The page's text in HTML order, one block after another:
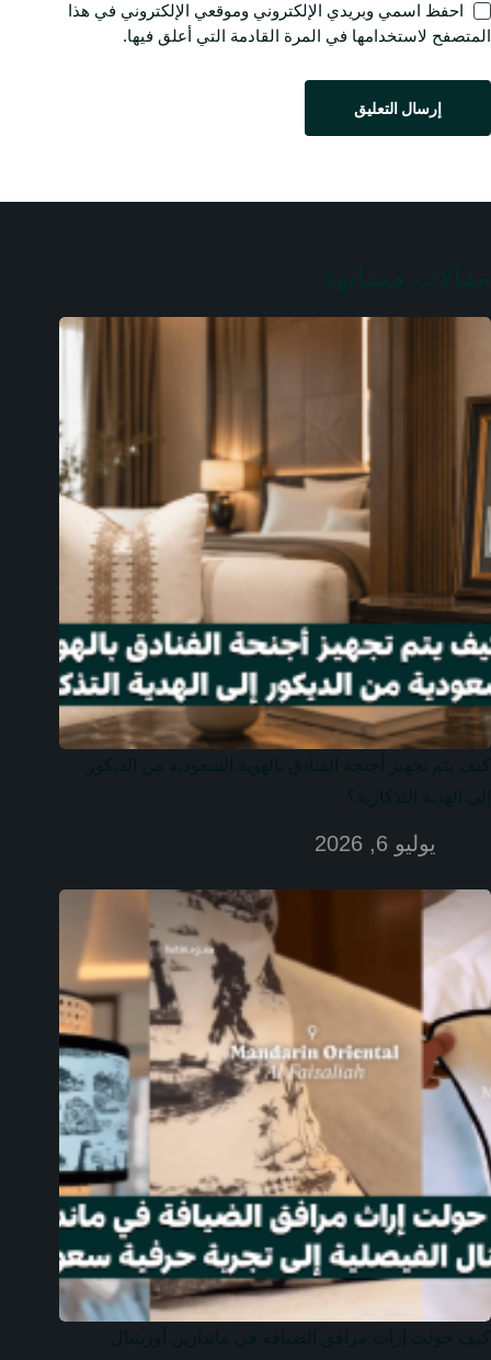
احفظ اسمي وبريدي الإلكتروني وموقعي الإلكتروني في هذا
المتصفح لاستخدامها في المرة القادمة التي أعلق فيها.
إرسال التعليق
يوليو 6, 2026